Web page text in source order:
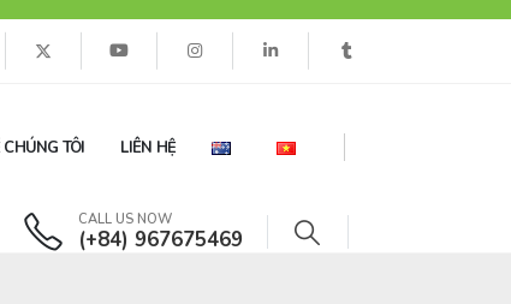
CHÚNG TÔI LIÊN HỆ
CALL US NOW
(+84) 967675469